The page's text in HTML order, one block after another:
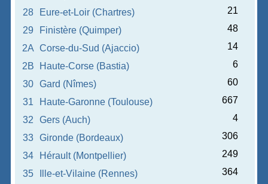
28
Eure-et-Loir (Chartres)
21
29
Finistère (Quimper)
48
2A Corse-du-Sud (Ajaccio)
14
2B
Haute-Corse (Bastia)
6
30
Gard (Nîmes)
60
31
Haute-Garonne (Toulouse)
667
32
Gers (Auch)
4
33
Gironde (Bordeaux)
306
34
Hérault (Montpellier)
249
35
Ille-et-Vilaine (Rennes)
364